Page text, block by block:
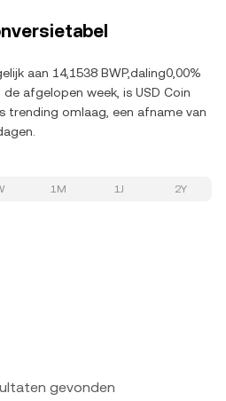
aan 14,1538 BWP,daling0,00%
afgelopen week, is USD Coin
trending omlaag, een afname van
1M 1J 2Y
gevonden